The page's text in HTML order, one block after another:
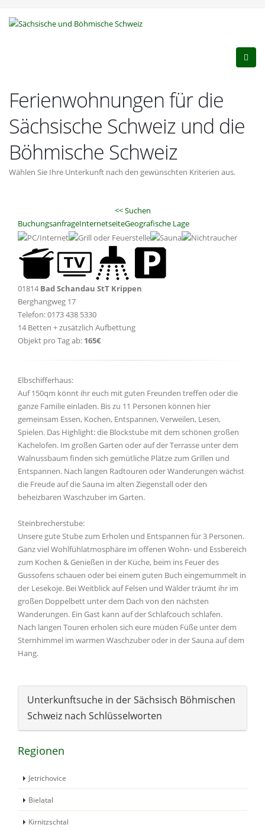
Ferienwohnungen für die
Sächsische Schweiz und die
Böhmische Schweiz
Wählen Sie Ihre Unterkunft nach den gewünschten Kriterien aus.
<< Suchen
BuchungsanfrageInternetseiteGeografische Lage
01814 Bad Schandau StT Krippen
Berghangweg 17
Telefon: 0173 438 5330
14 Betten + zusätzlich Aufbettung
Objekt pro Tag ab: 165€
Elbschifferhaus:
Auf 150qm könnt ihr euch mit guten Freunden treffen oder die
ganze Familie einladen. Bis zu 11 Personen können hier
gemeinsam Essen, Kochen, Entspannen, Verweilen, Lesen,
Spielen. Das Highlight: die Blockstube mit dem schönen großen
Kachelofen. Im großen Garten oder auf der Terrasse unter dem
Walnussbaum finden sich gemütliche Plätze zum Grillen und
Entspannen. Nach langen Radtouren oder Wanderungen wächst
die Freude auf die Sauna im alten Ziegenstall oder den
beheizbaren Waschzuber im Garten.
Steinbrecherstube:
Unsere gute Stube zum Erholen und Entspannen für 3 Personen.
Ganz viel Wohlfühlatmosphäre im offenen Wohn- und Essbereich
zum Kochen & Genießen in der Küche, beim ins Feuer des
Gussofens schauen oder bei einem guten Buch eingemummelt in
der Lesekoje. Bei Weitblick auf Felsen und Wälder träumt ihr im
großen Doppelbett unter dem Dach von den nächsten
Wanderungen. Ein Gast kann auf der Schlafcouch schlafen.
Nach langen Touren erholen sich eure müden Füße unter dem
Sternhimmel im warmen Waschzuber oder in der Sauna auf dem
Hang.
Unterkunftsuche in der Sächsisch Böhmischen
Schweiz nach Schlüsselworten
Regionen
Jetrichovice
Bielatal
Kirnitzschtal